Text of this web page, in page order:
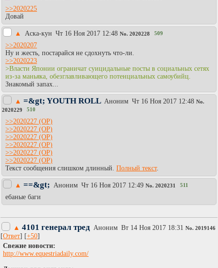
>>2020225
Довай
▲ Аска-кун Чт 16 Ноя 2017 12:48 No. 2020228 509
>>2020207
Ну и жесть, постарайся не сдохнуть что-ли.
>>2020223
>Власти Японии ограничат суицидальные посты в социальных сетях
из-за маньяка, обезглавливающего потенциальных самоубийц.
Знакомый запах...
▲ =&gt; YOUTH ROLL Аноним Чт 16 Ноя 2017 12:48 No.
2020229
510
>>2020227
>>2020227
>>2020227
>>2020227
>>2020227
>>2020227
Текст сообщения слишком длинный. Полный текст.
▲ ==&gt; Аноним Чт 16 Ноя 2017 12:49 No. 2020231 511
ебаные баги
▲ 4101 генерал тред Аноним Вт 14 Ноя 2017 18:31 No. 2019146
[Ответ] [+50]
Cвежие новости:
http://www.equestriadaily.com/